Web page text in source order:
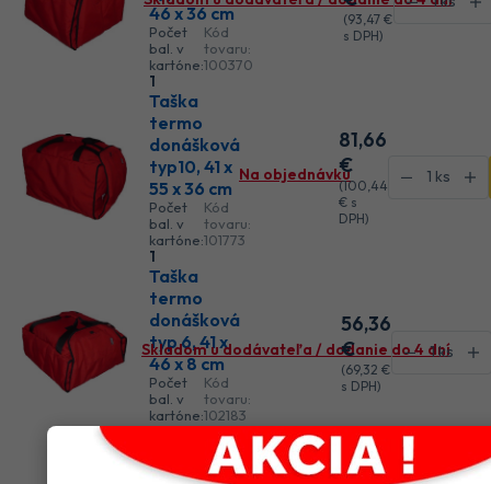
46 x 36 cm
Počet
bal. v
kartóne:
1
Kód
tovaru:
100370
(93 ,47 €
s DPH)
Taška
termo
donášková
typ10, 41 x
55 x 36 cm
Počet
bal. v
kartóne:
1
Kód
tovaru:
101773
Na objednávku
81,66
€
(100,44
€ s
DPH)
Taška
termo
donášková
typ 6, 41 x
46 x 8 cm
Počet
bal. v
kartóne:
1
Kód
tovaru:
102183
Skladom u dodávateľa / dodanie do 4 dní
56,36
€
(69,32 €
s DPH)